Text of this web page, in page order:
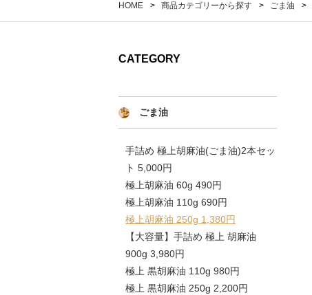
HOME > 商品カテゴリーから探す > ごま油 >
CATEGORY
ごま油
手詰め 極上胡麻油(ごま油)2本セッ
ト 5,000円
極上胡麻油 60g 490円
極上胡麻油 110g 690円
極上胡麻油 250g 1,380円
【大容量】手詰め 極上 胡麻油
900g 3,980円
極上 黒胡麻油 110g 980円
極上 黒胡麻油 250g 2,200円